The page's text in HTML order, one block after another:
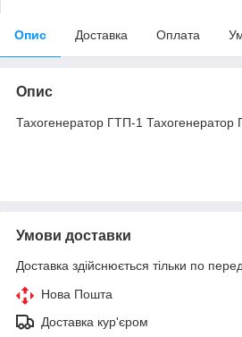
Опис Доставка Оплата
Опис
Тахогенератор ГТП-1 Тахогенератор
Умови доставки
Доставка здійснюється тільки по
Нова Пошта
Доставка кур'єром